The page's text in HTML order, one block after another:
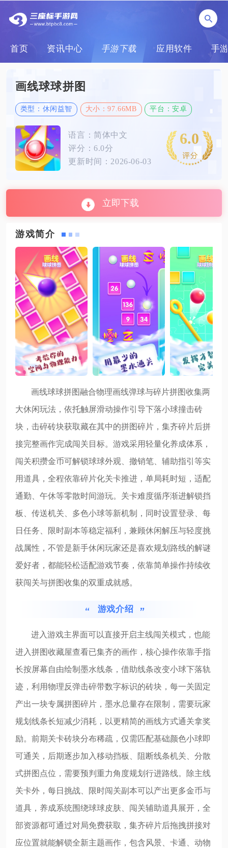
首页 资讯中心 手游下载 应用软件 手
画线球球拼图
类型：休闲益智 大小：97.66MB 平台：安卓
语言：简体中文
评分：6.0分
更新时间：2026-06-03
6.0
立即下载
游戏简介
画线球球拼图融合物理画线弹球与碎片拼图收集两
大休闲玩法，依托触屏滑动操作引导下落小球撞击砖
块，击碎砖块获取藏在其中的拼图碎片，集齐碎片后拼
接完整画作完成闯关目标。游戏采用轻量化养成体系，
闯关积攒金币可解锁球球外观、撤销笔、辅助指引等实
用道具，全程依靠碎片化关卡推进，单局耗时短，适配
通勤、午休等零散时间游玩。关卡难度循序渐进解锁挡
板、传送机关、多色小球等新机制，同时设置登录、每
日任务、限时副本等稳定福利，兼顾休闲解压与轻度挑
战属性，不管是新手休闲玩家还是喜欢规划路线的解谜
爱好者，都能轻松适配游戏节奏，依靠简单操作持续收
获闯关与拼图收集的双重成就感。
游戏介绍
进入游戏主界面可以直接开启主线闯关模式，也能
进入拼图收藏屋查看已集齐的画作，核心操作依靠手指
长按屏幕自由绘制墨水线条，借助线条改变小球下落轨
迹，利用物理反弹击碎带数字标识的砖块，每一关固定
产出一块专属拼图碎片，墨水总量存在限制，需要玩家
规划线条长短减少消耗，以更精简的画线方式通关拿奖
励。前期关卡砖块分布稀疏，仅需匹配基础颜色小球即
可通关，后期逐步加入移动挡板、阻断线条机关、分散
式拼图点位，需要预判重力角度规划行进路线。除主线
关卡外，每日挑战、限时闯关副本可以产出更多金币与
道具，养成系统围绕球球皮肤、闯关辅助道具展开，全
部资源都可通过对局免费获取，集齐碎片后拖拽拼接对
应位置就能解锁全新主题画作，包含风景、卡通、动物